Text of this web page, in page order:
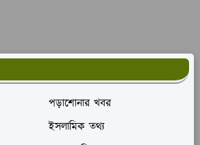
পড়াশোনার খবর
ইসলামিক তথ্য